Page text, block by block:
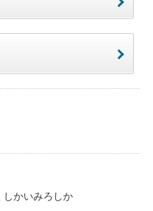
しかいみろしか